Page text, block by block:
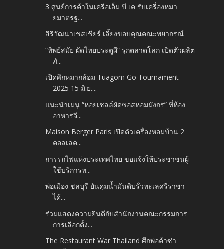
3 ศูนย์การค้าในเครือเอ็ม บี เค รับเครื่องหมา
ยมาตรฐ...
สิริวัฒนาเชสเชียร์ เลี้ยงขอบคุณคณะพยากรณ์
“ทิพย์สมัย ผัดไทยประตูผี” รุกตลาดโลก เปิดตัวผลิต
ภั...
เปิดศึกหมากล้อม Tuagom Go Tournament
2025 15 มิ.ย....
แนะนำเมนู “หอยเชลล์ผัดซอสหอมมังกร” ที่ห้อง
อาหารจี...
Maison Berger Paris เปิดตัวเครื่องหอมบ้าน 2
คอลเลค...
การรถไฟแห่งประเทศไทย ขอแจ้งให้ประชาชนผู้
ใช้บริการท...
พ่อเมือง ชลบุรี ยันคุมน้ำมันดิบรั่วทะเลศรีราชา
ได้...
ร่วมแสดงความยินดีกับสำนักงานคณะกรรมการ
การเลือกตั้ง...
The Restaurant War Thailand ศึกพ่อค้าซ่า